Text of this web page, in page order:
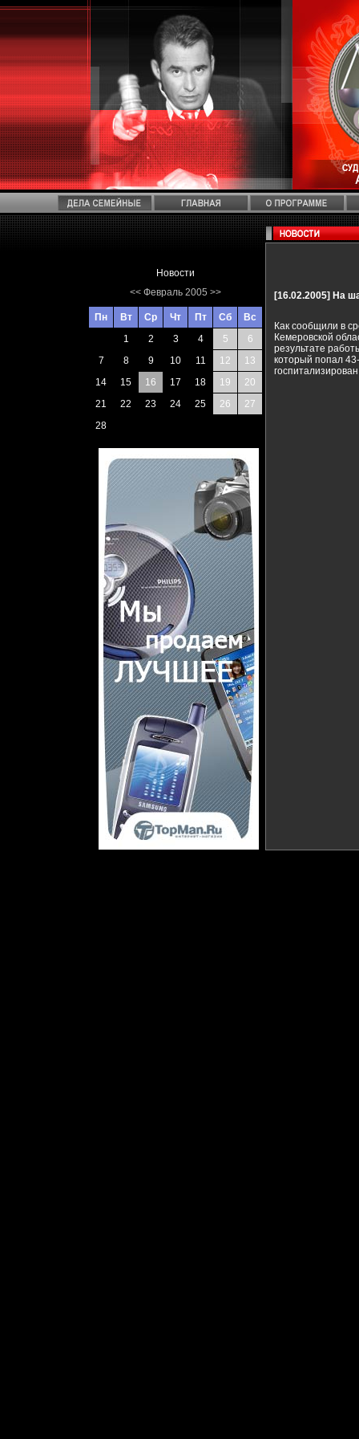
Новости
<< Февраль 2005 >>
Пн Вт Ср Чт Пт Сб
Вс
1
2 3 4 5
6
7
8 9 10 11 12
13
14
15 16 17 18 19
20
21
22 23 24 25 26
27
28
[16.02.2005] На
Как сообщили в
Кемеровской
результате
который попал